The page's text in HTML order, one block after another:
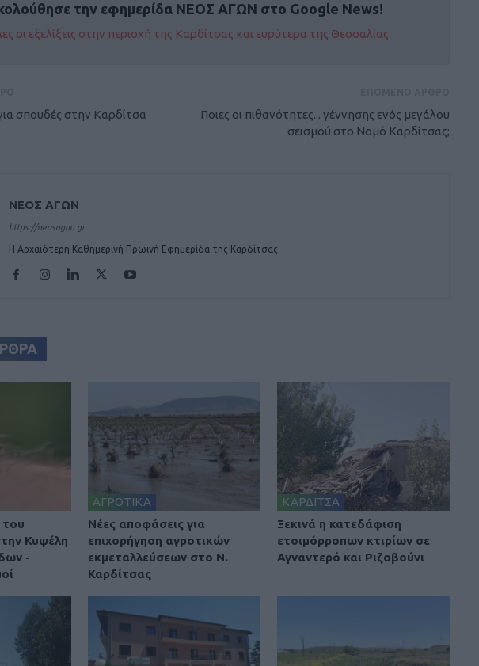
την εφημερίδα ΝΕΟΣ ΑΓΩΝ στο Google News!
οι εξελίξεις στην περιοχή της Καρδίτσας και ευρύτερα της Θεσσαλίας
σπουδές στην Καρδίτσα
Ποιες οι πιθανότητες... γέννησης ενός μεγάλου
σεισμού στο Νομό Καρδίτσας;
ΝΕΟΣ ΑΓΩΝ
https://neosagon.gr
Η Αρχαιότερη Καθημερινή Πρωινή Εφημερίδα της Καρδίτσας
του
Κυψέλη
-
ΑΓΡΟΤΙΚΑ
Nέες αποφάσεις για
επιχορήγηση αγροτικών
εκμεταλλεύσεων στο Ν.
Καρδίτσας
ΚΑΡΔΙΤΣΑ
Ξεκινά η κατεδάφιση
ετοιμόρροπων κτιρίων σε
Αγναντερό και Ριζοβούνι